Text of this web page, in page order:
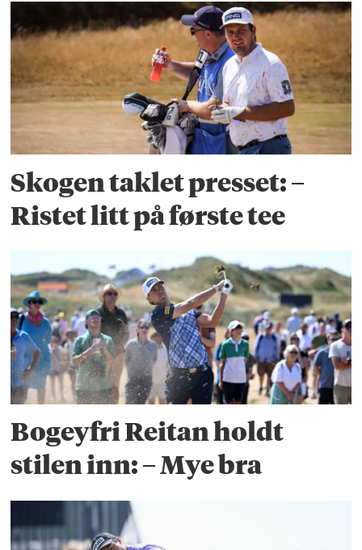
Skogen taklet presset: –
Ristet litt på første tee
Bogeyfri Reitan holdt
stilen inn: – Mye bra